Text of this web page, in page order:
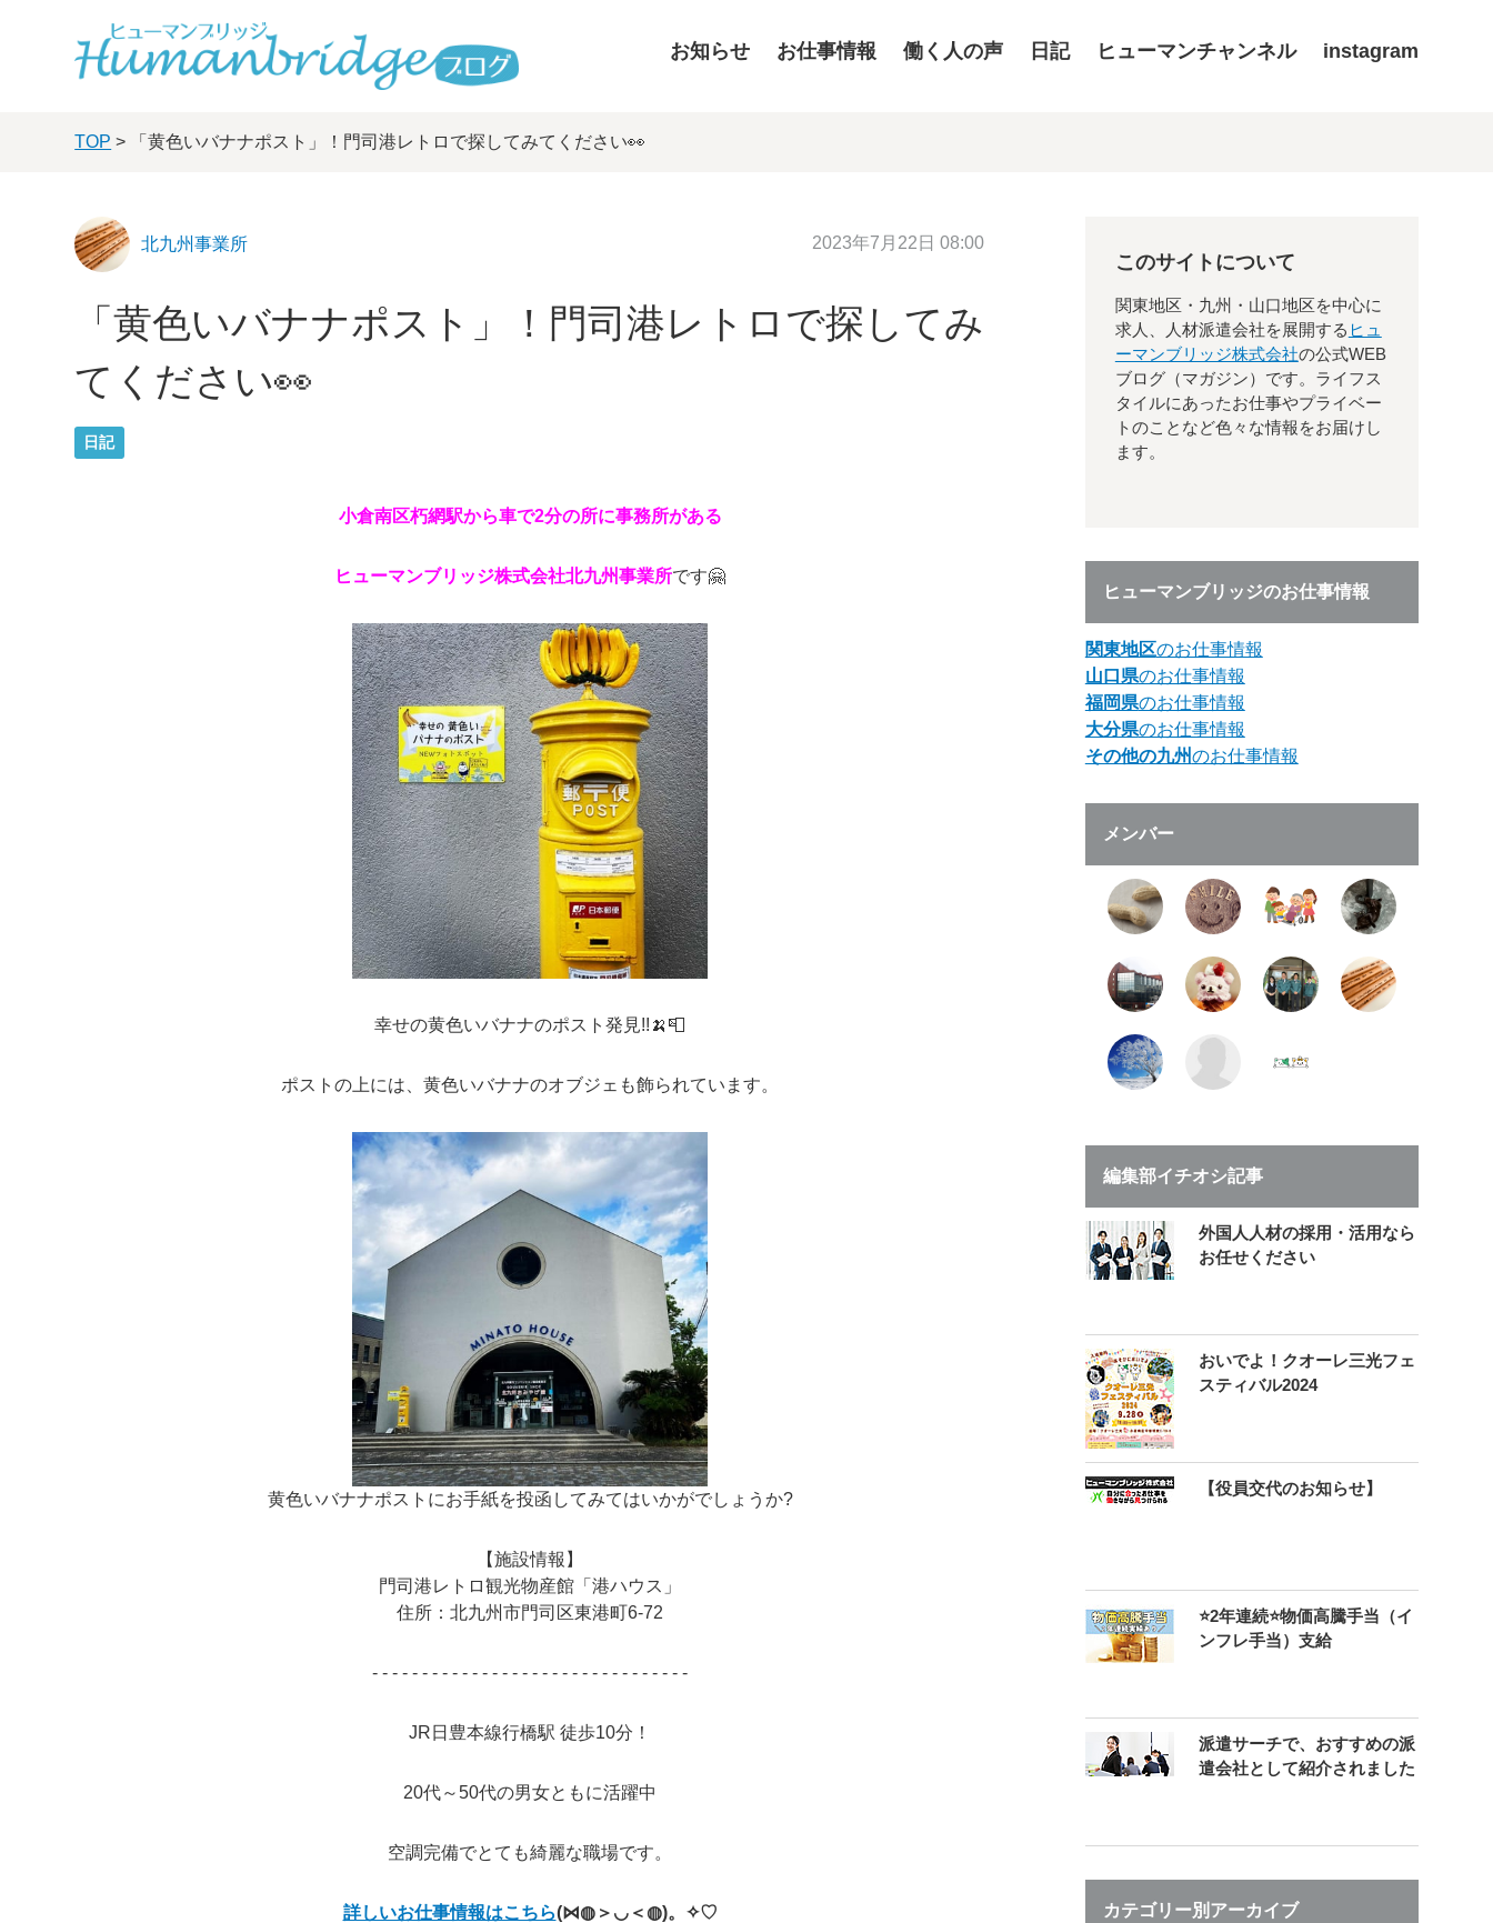
お知らせ お仕事情報 働く人の声 日記 ヒューマンチャンネル instagram
TOP > 「黄色いバナナポスト」！門司港レトロで探してみてください👀
北九州事業所 2023年7月22日 08:00
「黄色いバナナポスト」！門司港レトロで探してみ
てください👀
日記
小倉南区朽網駅から車で2分の所に事務所がある
ヒューマンブリッジ株式会社北九州事業所です🤗
幸せの黄色いバナナのポスト発見!!🍌📮
ポストの上には、黄色いバナナのオブジェも飾られています。
黄色いバナナポストにお手紙を投函してみてはいかがでしょうか?
【施設情報】
門司港レトロ観光物産館「港ハウス」
住所：北九州市門司区東港町6-72
- - - - - - - - - - - - - - - - - - - - - - - - - - - - - - - -
JR日豊本線行橋駅 徒歩10分！
20代～50代の男女ともに活躍中
空調完備でとても綺麗な職場です。
詳しいお仕事情報はこちら(⋈◍＞◡＜◍)。✧♡
このサイトについて
関東地区・九州・山口地区を中心に
求人、人材派遣会社を展開する ヒュ
ーマンブリッジ株式会社の公式WEB
ブログ（マガジン）です。ライフス
タイルにあったお仕事やプライベー
トのことなど色々な情報をお届けし
ます。
ヒューマンブリッジのお仕事情報
関東地区のお仕事情報
山口県のお仕事情報
福岡県のお仕事情報
大分県のお仕事情報
その他の九州のお仕事情報
メンバー
編集部イチオシ記事
外国人人材の採用・活用なら
お任せください
おいでよ！クオーレ三光フェ
スティバル2024
【役員交代のお知らせ】
⭐2年連続⭐物価高騰手当（イ
ンフレ手当）支給
派遣サーチで、おすすめの派
遣会社として紹介されました
カテゴリー別アーカイブ